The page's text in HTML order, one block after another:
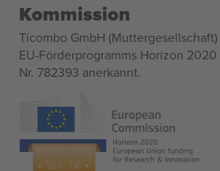
Kommission
Ticombo GmbH
EU-Förderprogramms Horizon
Nr. 782393 anerkannt.